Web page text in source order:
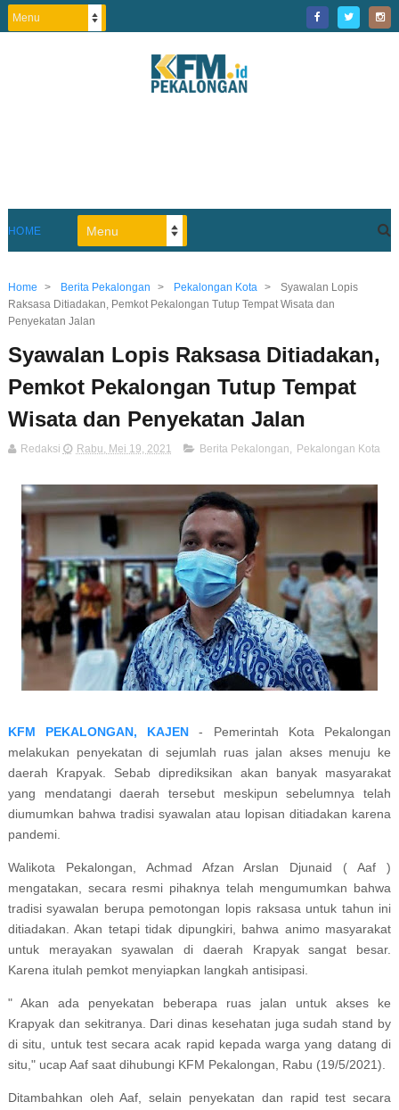
HOME
Home > Berita Pekalongan > Pekalongan Kota >
Syawalan Lopis
Raksasa Ditiadakan, Pemkot Pekalongan Tutup Tempat Wisata dan
Penyekatan Jalan
Syawalan Lopis Raksasa Ditiadakan,
Pemkot Pekalongan Tutup Tempat
Wisata dan Penyekatan Jalan
Redaksi Rabu, Mei 19, 2021 Berita Pekalongan, Pekalongan Kota
KFM PEKALONGAN, KAJEN - Pemerintah Kota Pekalongan
melakukan penyekatan di sejumlah ruas jalan akses menuju ke
daerah Krapyak. Sebab diprediksikan akan banyak masyarakat
yang mendatangi daerah tersebut meskipun sebelumnya telah
diumumkan bahwa tradisi syawalan atau lopisan ditiadakan karena
pandemi.
Walikota Pekalongan, Achmad Afzan Arslan Djunaid ( Aaf )
mengatakan, secara resmi pihaknya telah mengumumkan bahwa
tradisi syawalan berupa pemotongan lopis raksasa untuk tahun ini
ditiadakan. Akan tetapi tidak dipungkiri, bahwa animo masyarakat
untuk merayakan syawalan di daerah Krapyak sangat besar.
Karena itulah pemkot menyiapkan langkah antisipasi.
" Akan ada penyekatan beberapa ruas jalan untuk akses ke
Krapyak dan sekitranya. Dari dinas kesehatan juga sudah stand by
di situ, untuk test secara acak rapid kepada warga yang datang di
situ," ucap Aaf saat dihubungi KFM Pekalongan, Rabu (19/5/2021).
Ditambahkan oleh Aaf, selain penyekatan dan rapid test secara